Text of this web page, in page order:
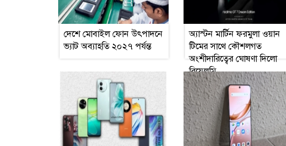
দেশে মোবাইল ফোন উৎপাদনে
ভ্যাট অব্যাহতি ২০২৭ পর্যন্ত
অ্যাস্টন মার্টিন ফরমুলা ওয়ান
টিমের সাথে কৌশলগত
অংশীদারিত্বের ঘোষণা দিলো
রিয়েলমি